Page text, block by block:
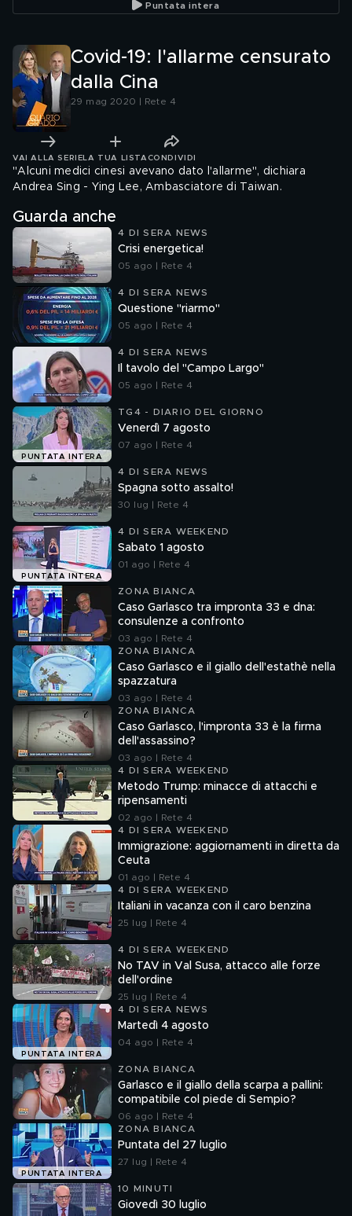
Puntata intera
Covid-19: l'allarme censurato
dalla Cina
29 mag 2020 | Rete 4
VAI ALLA SERIE LA TUA LISTA CONDIVIDI
"Alcuni medici cinesi avevano dato l'allarme", dichiara
Andrea Sing - Ying Lee, Ambasciatore di Taiwan.
Guarda anche
4 DI SERA NEWS
Crisi energetica!
05 ago | Rete 4
4 DI SERA NEWS
Questione "riarmo"
05 ago | Rete 4
4 DI SERA NEWS
Il tavolo del "Campo Largo"
05 ago | Rete 4
PUNTATA INTERA
TG4 - DIARIO DEL GIORNO
Venerdì 7 agosto
07 ago | Rete 4
4 DI SERA NEWS
Spagna sotto assalto!
30 lug | Rete 4
PUNTATA INTERA
4 DI SERA WEEKEND
Sabato 1 agosto
01 ago | Rete 4
ZONA BIANCA
Caso Garlasco tra impronta 33 e dna:
consulenze a confronto
03 ago | Rete 4
ZONA BIANCA
Caso Garlasco e il giallo dell'estathè nella
spazzatura
03 ago | Rete 4
ZONA BIANCA
Caso Garlasco, l'impronta 33 è la firma
dell'assassino?
03 ago | Rete 4
4 DI SERA WEEKEND
Metodo Trump: minacce di attacchi e
ripensamenti
02 ago | Rete 4
4 DI SERA WEEKEND
Immigrazione: aggiornamenti in diretta da
Ceuta
01 ago | Rete 4
4 DI SERA WEEKEND
Italiani in vacanza con il caro benzina
25 lug | Rete 4
4 DI SERA WEEKEND
No TAV in Val Susa, attacco alle forze
dell'ordine
25 lug | Rete 4
PUNTATA INTERA
4 DI SERA NEWS
Martedì 4 agosto
04 ago | Rete 4
ZONA BIANCA
Garlasco e il giallo della scarpa a pallini:
compatibile col piede di Sempio?
06 ago | Rete 4
PUNTATA INTERA
ZONA BIANCA
Puntata del 27 luglio
27 lug | Rete 4
10 MINUTI
Giovedì 30 luglio